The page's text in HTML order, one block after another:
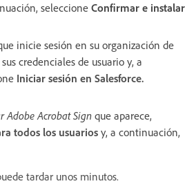
seleccione Confirmar e instalar
inicie sesión en su organización de
credenciales de usuario y, a
Iniciar sesión en Salesforce.
Adobe Acrobat Sign que aparece,
todos los usuarios y, a continuación,
tardar unos minutos.